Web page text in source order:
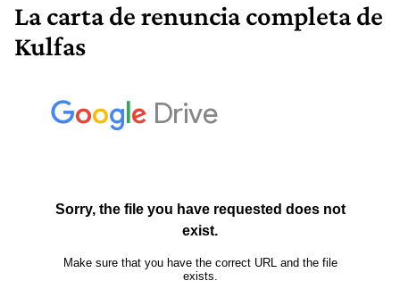
La carta de renuncia completa de
Kulfas